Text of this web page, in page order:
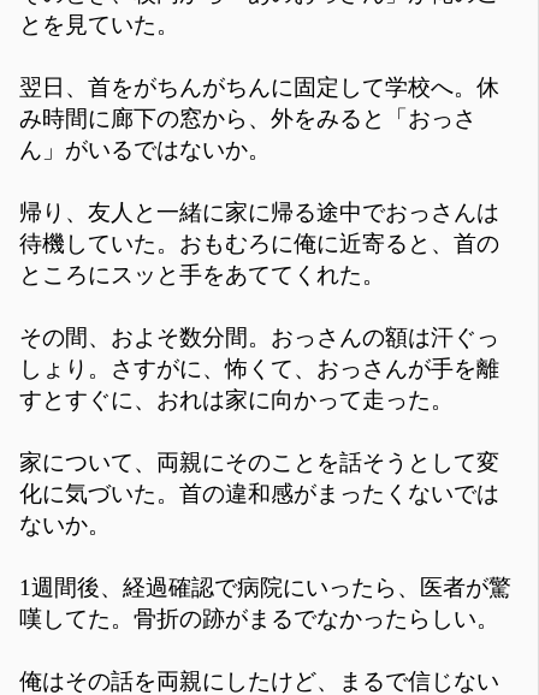
とを見ていた。
翌日、首をがちんがちんに固定して学校へ。休
み時間に廊下の窓から、外をみると「おっさ
ん」がいるではないか。
帰り、友人と一緒に家に帰る途中でおっさんは
待機していた。おもむろに俺に近寄ると、首の
ところにスッと手をあててくれた。
その間、およそ数分間。おっさんの額は汗ぐっ
しょり。さすがに、怖くて、おっさんが手を離
すとすぐに、おれは家に向かって走った。
家について、両親にそのことを話そうとして変
化に気づいた。首の違和感がまったくないでは
ないか。
1週間後、経過確認で病院にいったら、医者が驚
嘆してた。骨折の跡がまるでなかったらしい。
俺はその話を両親にしたけど、まるで信じない